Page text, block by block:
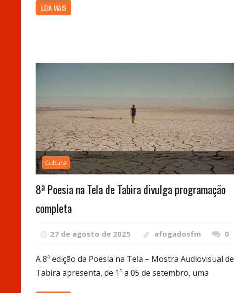
LEIA MAIS
Cultura
8ª Poesia na Tela de Tabira divulga programação
completa
27 de agosto de 2025 afogadosfm 0
A 8ª edição da Poesia na Tela – Mostra Audiovisual de
Tabira apresenta, de 1º a 05 de setembro, uma